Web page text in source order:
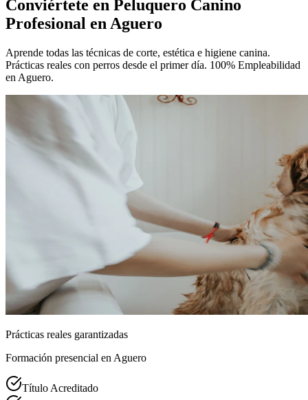
Conviértete en Peluquero Canino
Profesional en Aguero
Aprende todas las técnicas de corte, estética e higiene canina.
Prácticas reales con perros desde el primer día. 100% Empleabilidad
en Aguero.
Prácticas reales garantizadas
Formación presencial en Aguero
Título Acreditado